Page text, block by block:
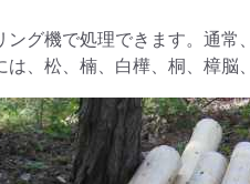
グ機で処理できます。通
、松、楠、白樺、桐、樟脳